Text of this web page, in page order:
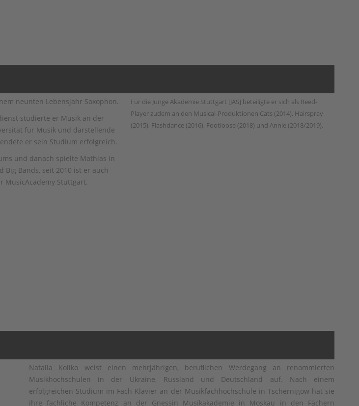
neunten Lebensjahr Saxophon.
studierte er Musik an der
für Musik und darstellende
er sein Studium erfolgreich.
und danach spielte Mathias in
Big Bands, seit 2010 ist er auch
MusicAcademy Stuttgart.
Für die Junge Akademie Stuttgart [JAS] beteiligte er sich als Reed-
Player zudem an den Musical-Produktionen Cats (2014), Hairspray
(2015), Flashdance (2016), Footloose (2018) und Annie (2018/2019).
Natalia Koliko weist einen mehrjährigen, beruflichen Werdegang an renommierten
Musikhochschulen in der Ukraine, Russland und Deutschland auf. Nach einem
erfolgreichen Studium im Fach Klavier an der Musikfachhochschule in Tschernigow hat sie
ihre fachliche Kompetenz an der Gnessin Musikakademie in Moskau in den Fächern